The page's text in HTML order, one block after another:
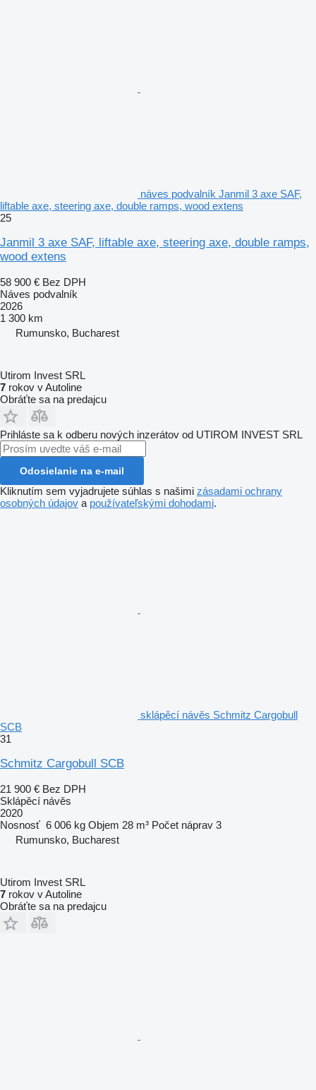
náves podvalník Janmil 3 axe SAF,
liftable axe, steering axe, double ramps, wood extens
25
Janmil 3 axe SAF, liftable axe, steering axe, double ramps,
wood extens
58 900 € Bez DPH
Náves podvalník
2026
1 300 km
Rumunsko, Bucharest
Utirom Invest SRL
7 rokov v Autoline
Obráťte sa na predajcu
Prihláste sa k odberu nových inzerátov od UTIROM INVEST SRL
Odosielanie na e-mail
Kliknutím sem vyjadrujete súhlas s našimi zásadami ochrany
osobných údajov a používateľskými dohodami.
sklápěcí návěs Schmitz Cargobull
SCB
31
Schmitz Cargobull SCB
21 900 € Bez DPH
Sklápěcí návěs
2020
Nosnosť 6 006 kg Objem 28 m³ Počet náprav 3
Rumunsko, Bucharest
Utirom Invest SRL
7 rokov v Autoline
Obráťte sa na predajcu